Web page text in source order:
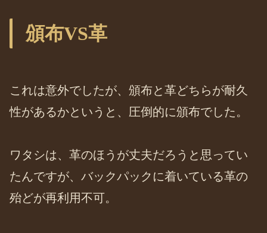
頒布VS革
これは意外でしたが、頒布と革どちらが耐久
性があるかというと、圧倒的に頒布でした。
ワタシは、革のほうが丈夫だろうと思ってい
たんですが、バックパックに着いている革の
殆どが再利用不可。